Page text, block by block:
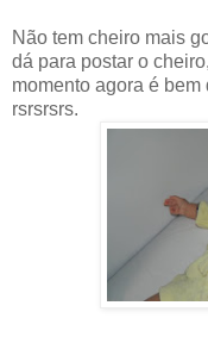
Não tem cheiro mais
dá para postar o
momento agora é
rsrsrsrs.